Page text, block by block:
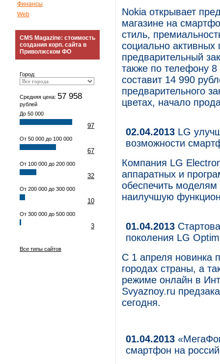
Финансы
Web
CMS Magazine: стоимость
создания корп. сайта в
Приволжском ФО
Город:
Средняя цена: 57 958
рублей
До 50 000
97
От 50 000 до 100 000
67
От 100 000 до 200 000
32
От 200 000 до 300 000
10
От 300 000 до 500 000
3
Все типы сайтов
Nokia открывает
магазине на
стиль,
социально
предварительный
также по телефону
составит 14 990
предварительного
цветах, начало
02.04.2013 LG
возможности
Компания LG
аппаратных и
обеспечить
наилучшую
01.04.2013
поколения LG
С 1 апреля новинка
городах страны, а
режиме онлайн в
Svyaznoy.ru
сегодня.
01.04.2013
смартфон на